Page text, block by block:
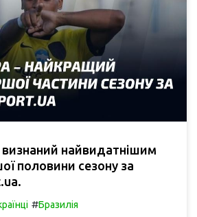
визнаний найвидатнішим
половини сезону за
#Бразилія